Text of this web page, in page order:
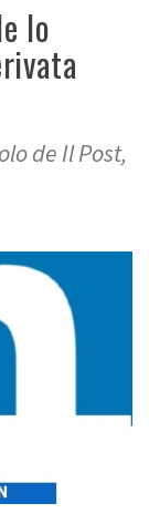
lo
de Il Post,